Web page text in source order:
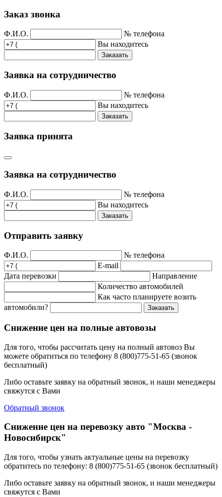
Заказ звонка
Ф.И.О.
№ телефона
Вы находитесь
Заказать
Заявка на сотрудничество
Ф.И.О.
№ телефона
Вы находитесь
Заказать
Заявка принята
Заявка на сотрудничество
Ф.И.О.
№ телефона
Вы находитесь
Заказать
Отправить заявку
Ф.И.О.
№ телефона
E-mail
Дата перевозки
Направление
Количество автомобилей
Как часто планируете возить
автомобили?
Заказать
Снижение цен на полные автовозы
Для того, чтобы рассчитать цену на полный автовоз Вы
можете обратиться по телефону 8 (800)775-51-65 (звонок
бесплатный)
Либо оставьте заявку на обратный звонок, и наши менеджеры
свяжутся с Вами
Обратный звонок
Снижение цен на перевозку авто "Москва -
Новосибирск"
Для того, чтобы узнать актуальные цены на перевозку
обратитесь по телефону: 8 (800)775-51-65 (звонок бесплатный)
Либо оставьте заявку на обратный звонок, и наши менеджеры
свяжутся с Вами